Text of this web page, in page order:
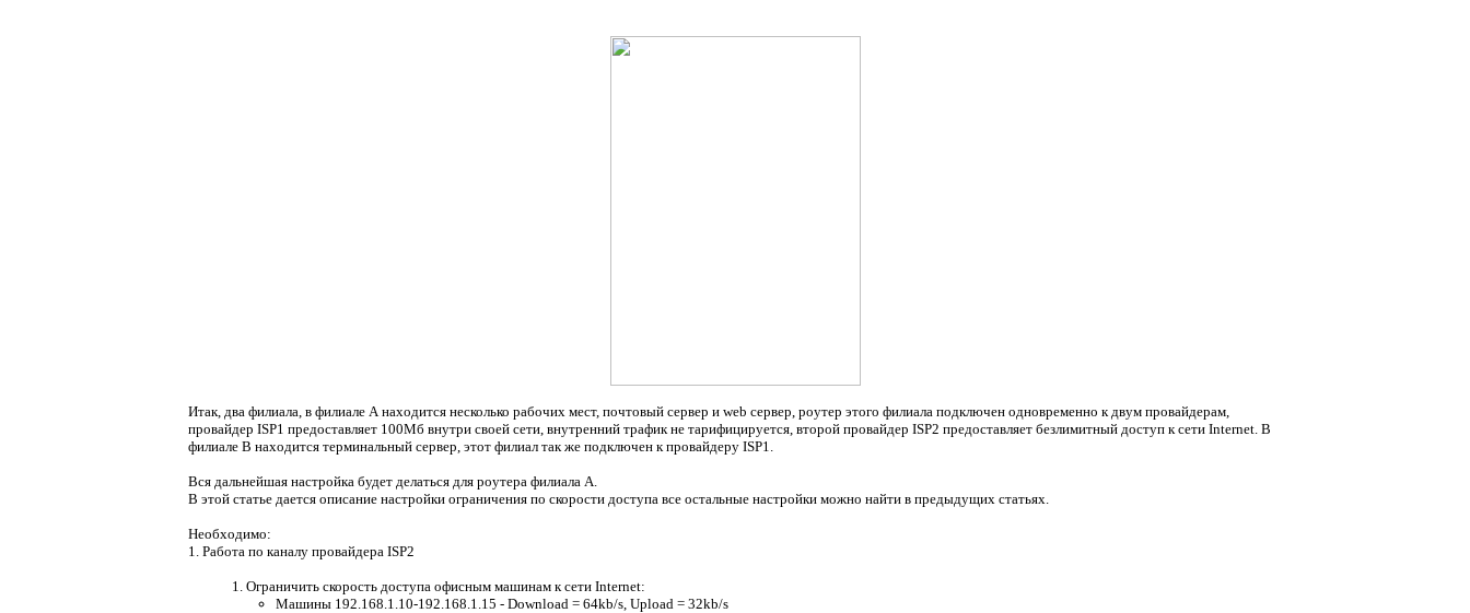
Итак, два филиала, в филиале А находится несколько рабочих мест, почтовый сервер и web сервер, роутер этого филиала подключен одновременно к двум провайдерам,
провайдер ISP1 предоставляет 100Мб внутри своей сети, внутренний трафик не тарифицируется, второй провайдер ISP2 предоставляет безлимитный доступ к сети Internet. В
филиале В находится терминальный сервер, этот филиал так же подключен к провайдеру ISP1.
Вся дальнейшая настройка будет делаться для роутера филиала А.
В этой статье дается описание настройки ограничения по скорости доступа все остальные настройки можно найти в предыдущих статьях.
Необходимо:
1. Работа по каналу провайдера ISP2
1. Ограничить скорость доступа офисным машинам к сети Internet:
Машины 192.168.1.10-192.168.1.15 - Download = 64kb/s, Upload = 32kb/s